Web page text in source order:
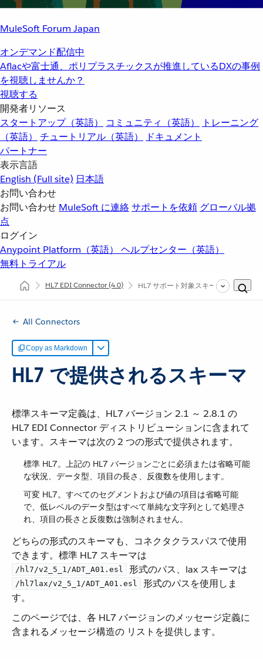
MuleSoft Forum Japan
オンデマンド配信中
Aflacや富士通、ポリプラスチックスが推進しているDXの事例
を視聴しませんか？
視聴する
開発者リソース
スタートアップ（英語）
コミュニティ（英語）
トレーニング
（英語）
チュートリアル（英語）
ドキュメント
パートナー
表示言語
English (Full site) 日本語
お問い合わせ
お問い合わせ MuleSoft に連絡サポートを依頼 グローバル拠
点
ログイン
Anypoint Platform（英語） ヘルプセンター（英語）
無料トライアル
HL7 EDI Connector(4.0) HL7 サポート対象スキーマ
All Connectors
Copy as Markdown
HL7 で提供されるスキーマ
標準スキーマ定義は、HL7 バージョン 2.1 ～ 2.8.1 の
HL7 EDI Connector ディストリビューションに含まれて
います。スキーマは次の 2 つの形式で提供されます。
標準 HL7。上記の HL7 バージョンごとに必須または省略可能
な状況、データ型、項目の長さ、反復数を使用します。
可変 HL7。すべてのセグメントおよび値の項目は省略可能
で、低レベルのデータ型はすべて単純な文字列として処理さ
れ、項目の長さと反復数は強制されません。
どちらの形式のスキーマも、コネクタクラスパスで使用
できます。標準 HL7 スキーマは ​
/hl7/v2_5_1/ADT_A01.esl ​ 形式のパス、lax スキーマは ​
/hl7lax/v2_5_1/ADT_A01.esl
​ 形式のパスを使用しま
す。
このページでは、各 HL7 バージョンのメッセージ定義に
含まれるメッセージ構造の リストを提供します。